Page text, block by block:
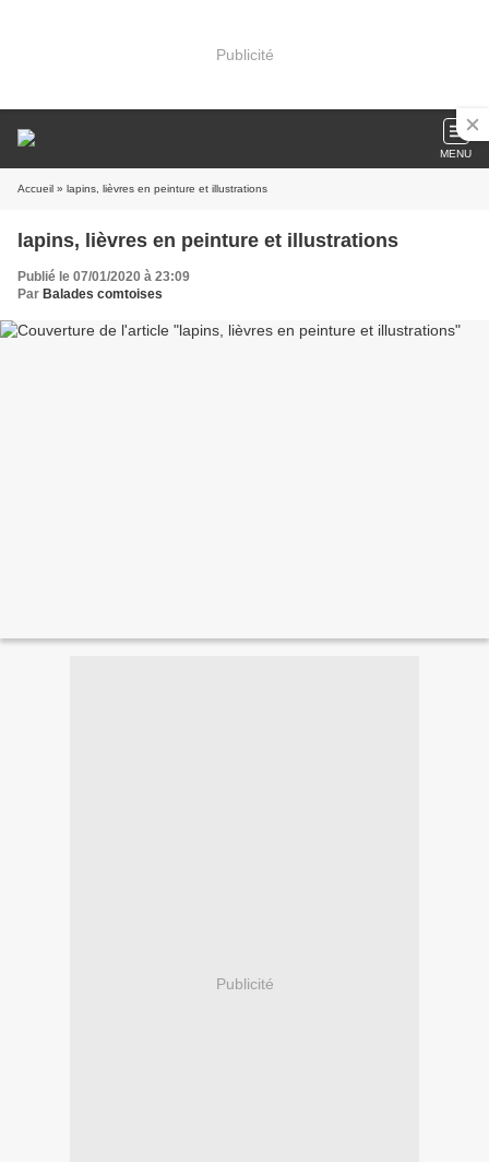
Publicité
MENU
Accueil » lapins, lièvres en peinture et illustrations
lapins, lièvres en peinture et illustrations
Publié le 07/01/2020 à 23:09
Par Balades comtoises
Publicité